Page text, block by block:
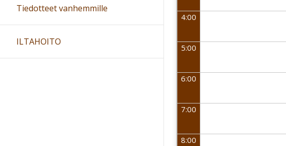
4:00
5:00
6:00
7:00
8:00
Tiedotteet vanhemmille
ILTAHOITO